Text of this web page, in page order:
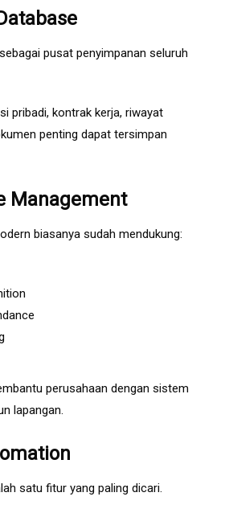
pusat penyimpanan seluruh
pribadi, kontrak kerja, riwayat
penting dapat tersimpan
Management
biasanya sudah mendukung:
perusahaan dengan sistem
lapangan.
satu fitur yang paling dicari.